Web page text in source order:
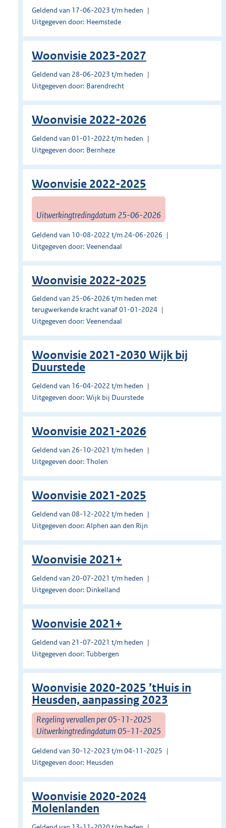
Geldend van 17-06-2023 t/m heden
Uitgegeven door: Heemstede
Woonvisie 2023-2027
Geldend van 28-06-2023 t/m heden
Uitgegeven door: Barendrecht
Woonvisie 2022-2026
Geldend van 01-01-2022 t/m heden
Uitgegeven door: Bernheze
Woonvisie 2022-2025
Uitwerkingtredingdatum 25-06-2026
Geldend van 10-08-2022 t/m 24-06-2026
Uitgegeven door: Veenendaal
Woonvisie 2022-2025
Geldend van 25-06-2026 t/m heden met
terugwerkende kracht vanaf 01-01-2024
Uitgegeven door: Veenendaal
Woonvisie 2021-2030 Wijk bij
Duurstede
Geldend van 16-04-2022 t/m heden
Uitgegeven door: Wijk bij Duurstede
Woonvisie 2021-2026
Geldend van 26-10-2021 t/m heden
Uitgegeven door: Tholen
Woonvisie 2021-2025
Geldend van 08-12-2022 t/m heden
Uitgegeven door: Alphen aan den Rijn
Woonvisie 2021+
Geldend van 20-07-2021 t/m heden
Uitgegeven door: Dinkelland
Woonvisie 2021+
Geldend van 21-07-2021 t/m heden
Uitgegeven door: Tubbergen
Woonvisie 2020-2025 ’tHuis in
Heusden, aanpassing 2023
Regeling vervallen per 05-11-2025
Uitwerkingtredingdatum 05-11-2025
Geldend van 30-12-2023 t/m 04-11-2025
Uitgegeven door: Heusden
Woonvisie 2020-2024
Molenlanden